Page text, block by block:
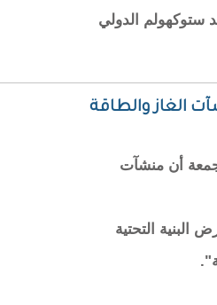
ستوكهولم الدولي
الغاز والطاقة
أن منشآت
التحتية